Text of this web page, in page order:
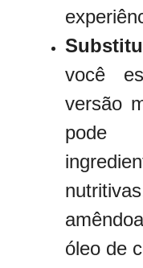
você
versão
pode
óleo de